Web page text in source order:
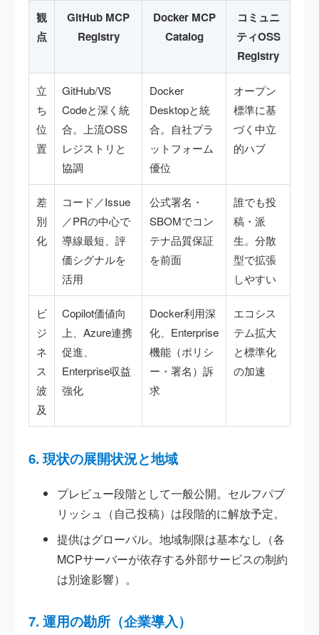
観
点
GitHub MCP
Registry
Docker MCP
Catalog
コミュニ
ティOSS
Registry
立
ち
位
置
GitHub/VS
Codeと深く統
合。上流OSS
レジストリと
協調
Docker
Desktopと統
合。自社プラ
ットフォーム
優位
オープン
標準に基
づく中立
的ハブ
差
別
化
コード／Issue
／PRの中心で
導線最短、評
価シグナルを
活用
公式署名・
SBOMでコン
テナ品質保証
を前面
誰でも投
稿・派
生。分散
型で拡張
しやすい
ビ
ジ
ネ
ス
波
及
Copilot価値向
上、Azure連携
促進、
Enterprise収益
強化
Docker利用深
化、Enterprise
機能（ポリシ
ー・署名）訴
求
エコシス
テム拡大
と標準化
の加速
6. 現状の展開状況と地域
プレビュー段階として一般公開。セルフパブ
リッシュ（自己投稿）は段階的に解放予定。
提供はグローバル。地域制限は基本なし（各
MCPサーバーが依存する外部サービスの制約
は別途影響）。
7. 運用の勘所（企業導入）